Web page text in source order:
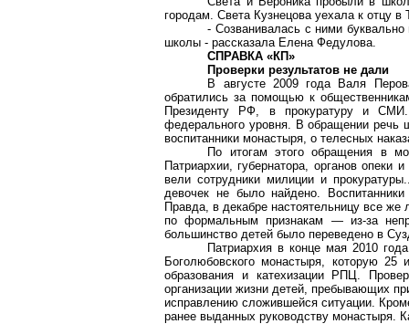
городам. Света Кузнецова уехала к отцу в
- Созванивалась с ними
школы - рассказала Елена Федулова.
СПРАВКА «КП»
Проверки результатов не дали
В августе 2009 года Валя
обратились за помощью к
Президенту РФ, в прокуратуру и
федерального уровня. В обращении речь
воспитанники монастыря, о телесных
По итогам этого обращения в
Патриархии, губернатора, органов опеки
вели сотрудники милиции и
девочек не было найдено.
Правда, в декабре настоятельницу все
по формальным признакам — из-за
большинство детей было переведено в
Патриархия в конце мая 2010
Боголюбовского монастыря, которую 25
образования и катехизацииРПЦ.
организации жизни детей, пребывающих
исправлению сложившейся ситуации.
ранее выданных руководству монастыря.